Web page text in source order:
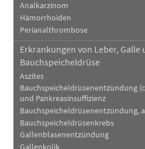
Analkarzinom
Hämorrhoiden
Perianalthrombose
Erkrankungen von Leber, Galle
Bauchspeicheldrüse
Aszites
Bauchspeicheldrüsenentzündung
und Pankreasinsuffizienz
Bauchspeicheldrüsenentzündung,
Bauchspeicheldrüsenkrebs
Gallenblasenentzündung
Gallenkolik